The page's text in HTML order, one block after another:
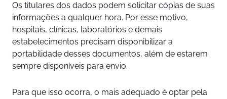
Os titulares dos dados podem solicitar cópias de suas
informações a qualquer hora. Por esse motivo,
hospitais, clínicas, laboratórios e demais
estabelecimentos precisam disponibilizar a
portabilidade desses documentos, além de estarem
sempre disponíveis para envio.
Para que isso ocorra, o mais adequado é optar pela